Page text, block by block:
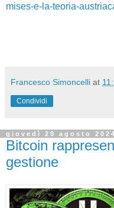
mises-e-la-teoria-
Francesco Simoncelli at
Condividi
giovedì 29 agosto 2024
Bitcoin
gestione